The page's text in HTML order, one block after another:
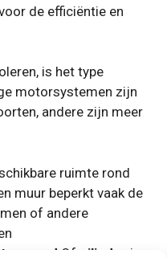
de efficiëntie en
is het type
motorsystemen zijn
andere zijn meer
ruimte rond
muur beperkt vaak de
of andere
Of cilinder
is